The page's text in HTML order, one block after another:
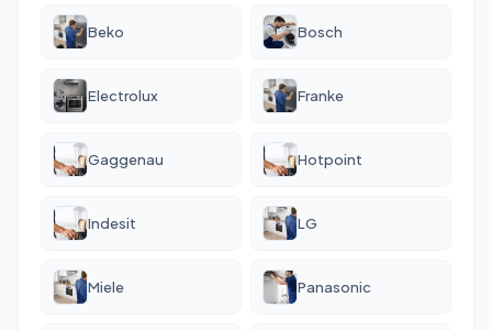
Beko Bosch
Electrolux Franke
Gaggenau Hotpoint
Indesit LG
Miele Panasonic